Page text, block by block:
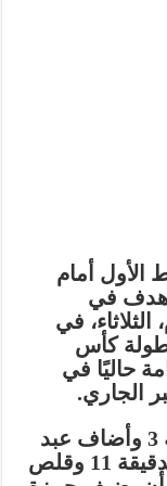
الأول أمام
هدف في
الثلاثاء، في
كأس
سنة المقامة حاليًا في
تقدم بلال عطية لمصر في الدقيقة 3 وأضاف عبد
العزيز الزغبي الهدف الثاني في الدقيقة 11 وقلص